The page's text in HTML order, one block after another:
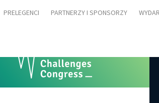
PRELEGENCI PARTNERZY I SPONSORZY
AGENDA